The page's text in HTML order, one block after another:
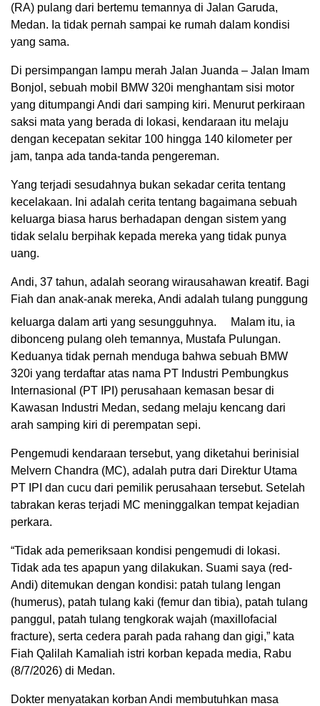
(RA) pulang dari bertemu temannya di Jalan Garuda,
Medan. Ia tidak pernah sampai ke rumah dalam kondisi
yang sama.
Di persimpangan lampu merah Jalan Juanda – Jalan Imam
Bonjol, sebuah mobil BMW 320i menghantam sisi motor
yang ditumpangi Andi dari samping kiri. Menurut perkiraan
saksi mata yang berada di lokasi, kendaraan itu melaju
dengan kecepatan sekitar 100 hingga 140 kilometer per
jam, tanpa ada tanda-tanda pengereman.
Yang terjadi sesudahnya bukan sekadar cerita tentang
kecelakaan. Ini adalah cerita tentang bagaimana sebuah
keluarga biasa harus berhadapan dengan sistem yang
tidak selalu berpihak kepada mereka yang tidak punya
uang.
Andi, 37 tahun, adalah seorang wirausahawan kreatif. Bagi
Fiah dan anak-anak mereka, Andi adalah tulang punggung
keluarga dalam arti yang sesungguhnya.
Malam itu, ia
dibonceng pulang oleh temannya, Mustafa Pulungan.
Keduanya tidak pernah menduga bahwa sebuah BMW
320i yang terdaftar atas nama PT Industri Pembungkus
Internasional (PT IPI) perusahaan kemasan besar di
Kawasan Industri Medan, sedang melaju kencang dari
arah samping kiri di perempatan sepi.
Pengemudi kendaraan tersebut, yang diketahui berinisial
Melvern Chandra (MC), adalah putra dari Direktur Utama
PT IPI dan cucu dari pemilik perusahaan tersebut. Setelah
tabrakan keras terjadi MC meninggalkan tempat kejadian
perkara.
“Tidak ada pemeriksaan kondisi pengemudi di lokasi.
Tidak ada tes apapun yang dilakukan. Suami saya (red-
Andi) ditemukan dengan kondisi: patah tulang lengan
(humerus), patah tulang kaki (femur dan tibia), patah tulang
panggul, patah tulang tengkorak wajah (maxillofacial
fracture), serta cedera parah pada rahang dan gigi,” kata
Fiah Qalilah Kamaliah istri korban kepada media, Rabu
(8/7/2026) di Medan.
Dokter menyatakan korban Andi membutuhkan masa